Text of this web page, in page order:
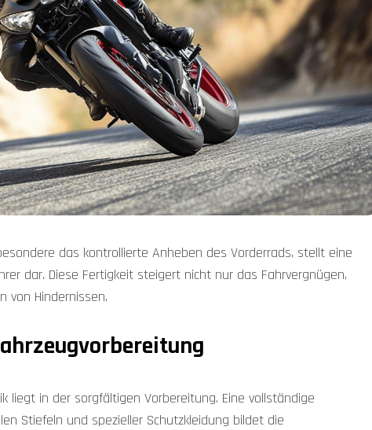
das kontrollierte Anheben des Vorderrads, stellt eine
dar. Diese Fertigkeit steigert nicht nur das Fahrvergnügen,
von Hindernissen.
liegt in der sorgfältigen Vorbereitung. Eine vollständige
Stiefeln und spezieller Schutzkleidung bildet die